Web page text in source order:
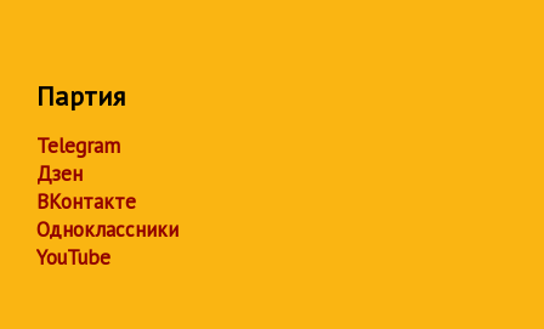
Партия
Telegram
Дзен
ВКонтакте
Одноклассники
YouTube